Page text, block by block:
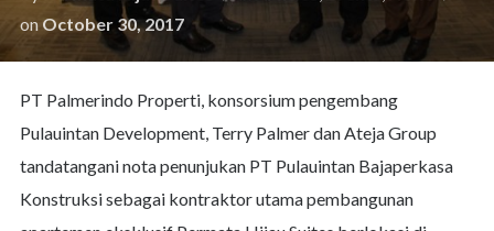
on Posted
October 30, 2017
PT Palmerindo Properti, konsorsium pengembang
Pulauintan Development, Terry Palmer dan Ateja Group
tandatangani nota penunjukan PT Pulauintan Bajaperkasa
Konstruksi sebagai kontraktor utama pembangunan